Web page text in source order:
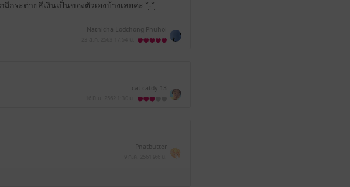
ระต่ายสีเงินเป็นของตัวเองบ้างเลยค่ะ ˘̩̩-˘̩̩
Natnicha Lodchong Phuhoi
cat catdy 13
Pnatbutter